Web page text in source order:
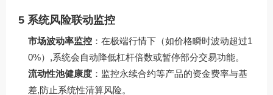
5 系统风险联动监控
市场波动率监控 ：在极端行情下（如价格瞬时波动超过1
0%）,系统会自动降低杠杆倍数或暂停部分交易功能。
流动性池健康度 ：监控永续合约等产品的资金费率与基
差,防止系统性清算风险。